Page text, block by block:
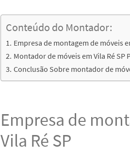
Conteúdo do Montador:
Empresa de montagem de móveis
Montador de móveis em Vila Ré SP
Conclusão Sobre montador de
Empresa de
Vila Ré SP